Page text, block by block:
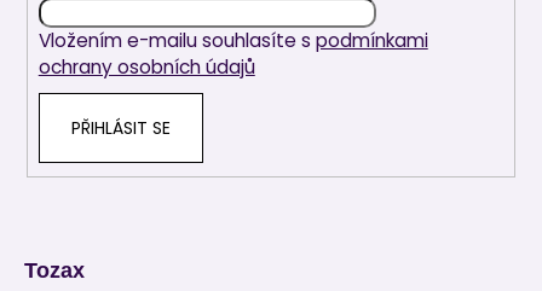
Vložením e-mailu souhlasíte s podmínkami
ochrany osobních údajů
PŘIHLÁSIT SE
Tozax